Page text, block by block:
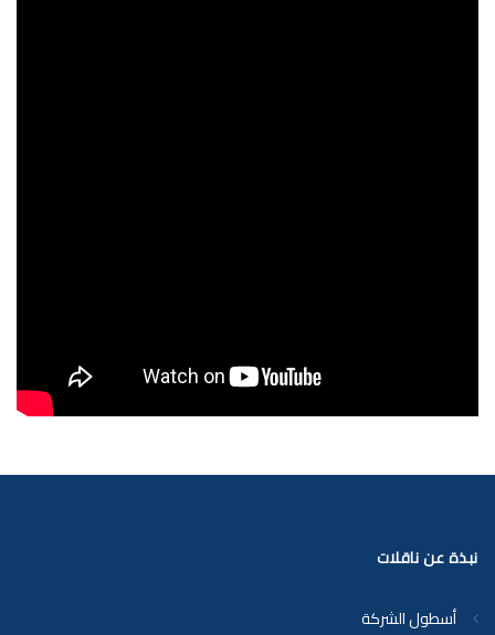
نبذة عن ناقلات
أسطول الشركة